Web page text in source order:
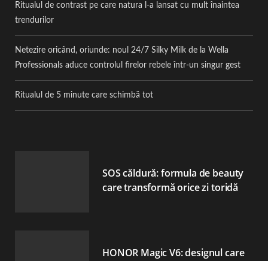
Ritualul de contrast pe care natura l-a lansat cu mult înaintea
trendurilor
Netezire oricând, oriunde: noul 24/7 Silky Milk de la Wella
Professionals aduce controlul firelor rebele într-un singur gest
Ritualul de 5 minute care schimbă tot
SOS căldură: formula de beauty
care transformă orice zi toridă
HONOR Magic V6: designul care